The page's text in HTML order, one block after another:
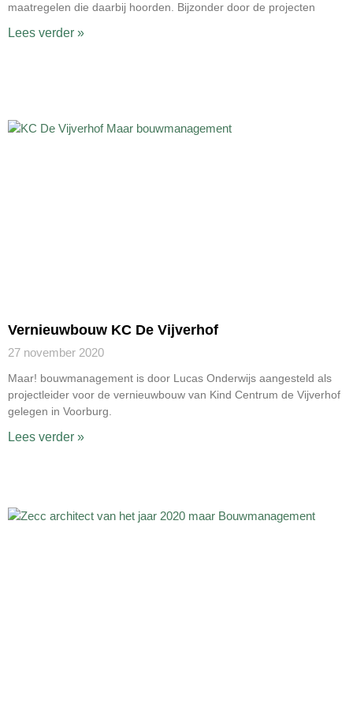
maatregelen die daarbij hoorden. Bijzonder door de projecten
Lees verder »
Vernieuwbouw KC De Vijverhof
27 november 2020
Maar! bouwmanagement is door Lucas Onderwijs aangesteld als
projectleider voor de vernieuwbouw van Kind Centrum de Vijverhof
gelegen in Voorburg.
Lees verder »